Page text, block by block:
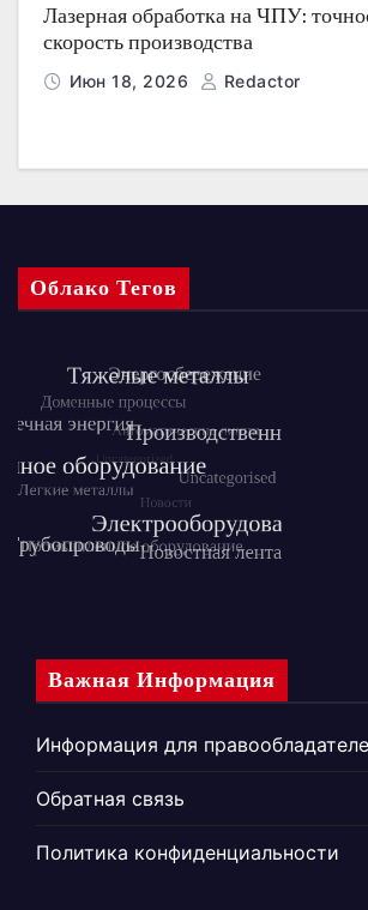
Лазерная обработка на ЧПУ:
скорость производства
Июн 18, 2026 Redactor
Облако Тегов
Важная Информация
Информация для
Обратная связь
Политика конфиденциальности